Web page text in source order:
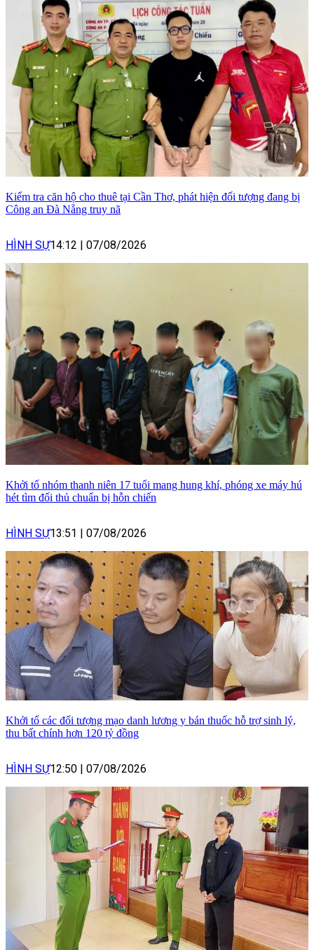
Kiểm tra căn hộ cho thuê tại Cần Thơ, phát hiện đối tượng đang bị
Công an Đà Nẵng truy nã
HÌNH SỰ14:12 | 07/08/2026
Khởi tố nhóm thanh niên 17 tuổi mang hung khí, phóng xe máy hú
hét tìm đối thủ chuẩn bị hỗn chiến
HÌNH SỰ13:51 | 07/08/2026
Khởi tố các đối tượng mạo danh lương y bán thuốc hỗ trợ sinh lý,
thu bất chính hơn 120 tỷ đồng
HÌNH SỰ12:50 | 07/08/2026